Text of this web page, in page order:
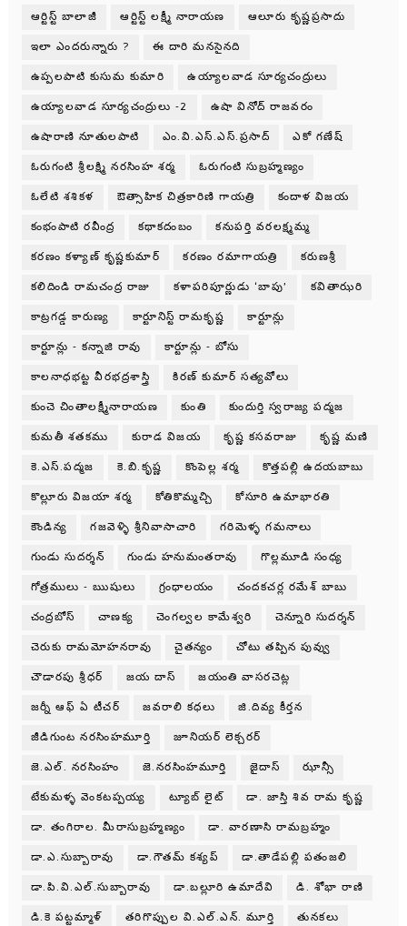
ఆర్టిస్ట్ బాలాజీ ఆర్టిస్ట్ లక్ష్మీ నారాయణ ఆలూరు కృష్ణప్రసాదు
ఇలా ఎందరున్నారు ? ఈ దారి మనసైనది
ఉప్పలపాటి కుసుమ కుమారి ఉయ్యాలవాడ సూర్యచంద్రులు
ఉయ్యాలవాడ సూర్యచంద్రులు -2 ఉషా వినోద్ రాజవరం
ఉషారాణి నూతులపాటి ఎం.వి.ఎస్.ఎస్.ప్రసాద్ ఎకో గణేష్
ఓరుగంటి శ్రీలక్ష్మి నరసింహ శర్మ ఓరుగంటి సుబ్రహ్మణ్యం
ఓలేటి శశికళ ఔత్సాహిక చిత్రకారిణి గాయత్రి కందాళ విజయ
కంభంపాటి రవీంద్ర కథాకదంబం కనుపర్తి వరలక్ష్మమ్మ
కరణం కళ్యాణ్ కృష్ణకుమార్ కరణం రమాగాయత్రి కరుణశ్రీ
కలిదిండి రామచంద్ర రాజు కళాపరిపూర్ణుడు ‘బాపు’ కవితాఝరి
కాట్రగడ్డ కారుణ్య కార్టూనిస్ట్ రామకృష్ణ కార్టూన్లు
కార్టూన్లు - కన్నాజి రావు కార్టూన్లు - బోసు
కాలనాధభట్ట వీరభద్రశాస్త్రి కిరణ్ కుమార్ సత్యవోలు
కుంచె చింతాలక్ష్మీనారాయణ కుంతి కుందుర్తి స్వరాజ్య పద్మజ
కుమతీ శతకము కురాడ విజయ కృష్ణ కసవరాజు కృష్ణ మణి
కె.ఎస్.పద్మజ కె.బి.కృష్ణ కొంపెల్ల శర్మ కొత్తపల్లి ఉదయబాబు
కొల్లూరు విజయా శర్మ కోతికొమ్మచ్చి కోసూరి ఉమాభారతి
కౌండిన్య గజవెళ్ళి శ్రీనివాసాచారి గరిమెళ్ళ గమనాలు
గుండు సుదర్శన్ గుండు హనుమంతరావు గొల్లమూడి సంధ్య
గోత్రములు - ఋషులు గ్రంధాలయం చందకచర్ల రమేశ్ బాబు
చంద్రబోస్ చాణక్య చెంగల్వల కామేశ్వరి చెన్నూరి సుదర్శన్
చెరుకు రామమోహనరావు చైతన్యం చోటు తప్పిన పువ్వు
చౌడారపు శ్రీధర్ జయ దాస్ జయంతి వాసరచెట్ల
జర్నీ ఆఫ్ ఏ టీచర్ జవరాలి కధలు జి.దివ్య కీర్తన
జీడిగుంట నరసింహమూర్తి జూనియర్ లెక్చరర్
జె.ఎల్. నరసింహం జె.నరసింహమూర్తి జైదాస్ ఝాన్సీ
టేకుమళ్ళ వెంకటప్పయ్య ట్యూబ్ లైట్ డా. జాస్తి శివ రామ కృష్ణ
డా. తంగిరాల. మీరాసుబ్రహ్మణ్యం డా. వారణాసి రామబ్రహ్మం
డా.ఎ.సుబ్బారావు డా.గౌతమ్ కశ్యప్ డా.తాడేపల్లి పతంజలి
డా.పి.వి.ఎల్.సుబ్బారావు డా.బల్లూరి ఉమాదేవి డి. శోభా రాణి
డి.కె పట్టమ్మాళ్ తరిగొప్పుల వి.ఎల్.ఎన్. మూర్తి తునకలు